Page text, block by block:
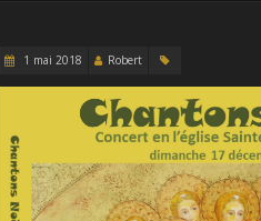
1 mai 2018 Robert